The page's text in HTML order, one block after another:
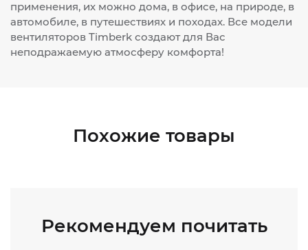
применения, их можно дома, в офисе, на природе, в
автомобиле, в путешествиях и походах. Все модели
вентиляторов Timberk создают для Вас
неподражаемую атмосферу комфорта!
Похожие товары
Рекомендуем почитать